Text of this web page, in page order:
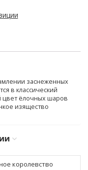
заснеженных
в классический
цвет ёлочных шаров
изящество
королевство